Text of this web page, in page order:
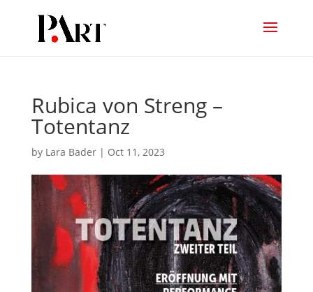
Rubica von Streng –
Totentanz
by Lara Bader| Oct 11, 2023